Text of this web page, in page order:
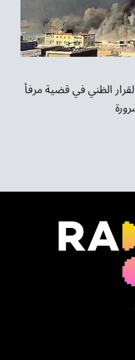
الظني في قضية مرفأ